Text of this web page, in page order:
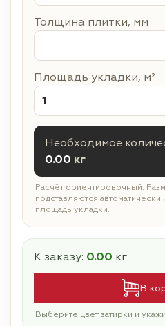
Толщина плитки, мм
Площадь укладки, м²
Необходимое
0.00 кг
Расчёт ориентировочный.
подставляются
площадь укладки.
К заказу: 0.00 кг
В
Выберите цвет затирки и